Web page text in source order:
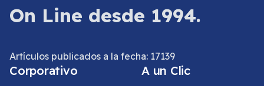
On Line desde 1994.
Artículos publicados a la fecha: 17139
Corporativo A un Clic